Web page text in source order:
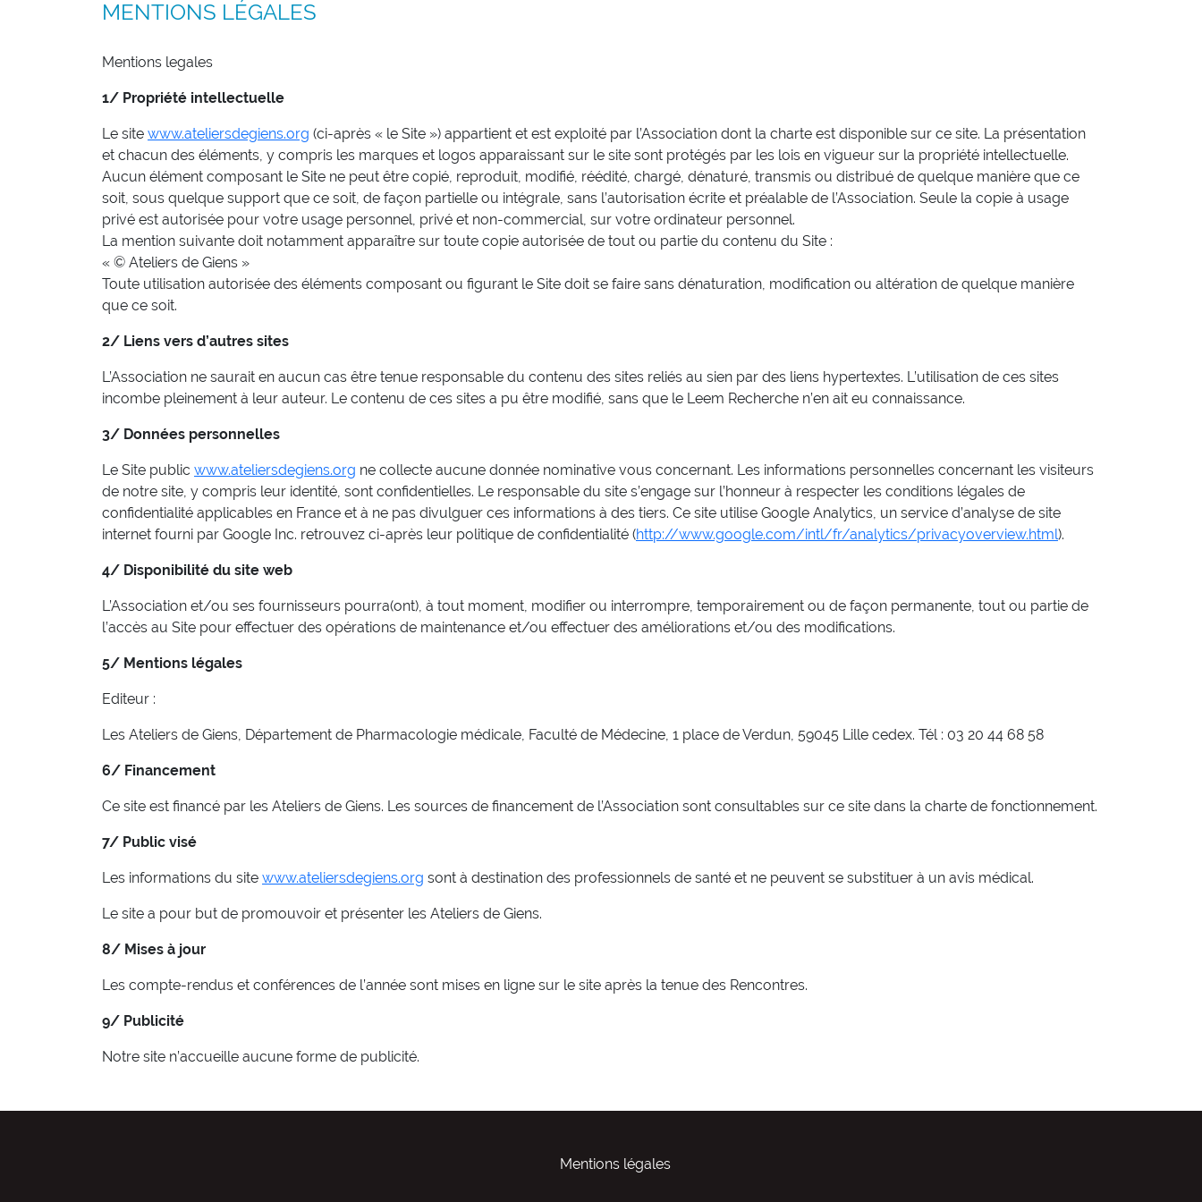
MENTIONS LÉGALES
Mentions legales
1/ Propriété intellectuelle
Le site www.ateliersdegiens.org (ci-après « le Site ») appartient et est exploité par l’Association dont la charte est disponible sur ce site. La présentation
et chacun des éléments, y compris les marques et logos apparaissant sur le site sont protégés par les lois en vigueur sur la propriété intellectuelle.
Aucun élément composant le Site ne peut être copié, reproduit, modifié, réédité, chargé, dénaturé, transmis ou distribué de quelque manière que ce
soit, sous quelque support que ce soit, de façon partielle ou intégrale, sans l’autorisation écrite et préalable de l’Association. Seule la copie à usage
privé est autorisée pour votre usage personnel, privé et non-commercial, sur votre ordinateur personnel.
La mention suivante doit notamment apparaître sur toute copie autorisée de tout ou partie du contenu du Site :
« © Ateliers de Giens »
Toute utilisation autorisée des éléments composant ou figurant le Site doit se faire sans dénaturation, modification ou altération de quelque manière
que ce soit.
2/ Liens vers d’autres sites
L’Association ne saurait en aucun cas être tenue responsable du contenu des sites reliés au sien par des liens hypertextes. L’utilisation de ces sites
incombe pleinement à leur auteur. Le contenu de ces sites a pu être modifié, sans que le Leem Recherche n’en ait eu connaissance.
3/ Données personnelles
Le Site public www.ateliersdegiens.org ne collecte aucune donnée nominative vous concernant. Les informations personnelles concernant les visiteurs
de notre site, y compris leur identité, sont confidentielles. Le responsable du site s’engage sur l’honneur à respecter les conditions légales de
confidentialité applicables en France et à ne pas divulguer ces informations à des tiers. Ce site utilise Google Analytics, un service d’analyse de site
internet fourni par Google Inc. retrouvez ci-après leur politique de confidentialité (http://www.google.com/intl/fr/analytics/privacyoverview.html).
4/ Disponibilité du site web
L’Association et/ou ses fournisseurs pourra(ont), à tout moment, modifier ou interrompre, temporairement ou de façon permanente, tout ou partie de
l’accès au Site pour effectuer des opérations de maintenance et/ou effectuer des améliorations et/ou des modifications.
5/ Mentions légales
Editeur :
Les Ateliers de Giens, Département de Pharmacologie médicale, Faculté de Médecine, 1 place de Verdun, 59045 Lille cedex. Tél : 03 20 44 68 58
6/ Financement
Ce site est financé par les Ateliers de Giens. Les sources de financement de l’Association sont consultables sur ce site dans la charte de fonctionnement.
7/ Public visé
Les informations du site www.ateliersdegiens.org sont à destination des professionnels de santé et ne peuvent se substituer à un avis médical.
Le site a pour but de promouvoir et présenter les Ateliers de Giens.
8/ Mises à jour
Les compte-rendus et conférences de l’année sont mises en ligne sur le site après la tenue des Rencontres.
9/ Publicité
Notre site n’accueille aucune forme de publicité.
Mentions légales